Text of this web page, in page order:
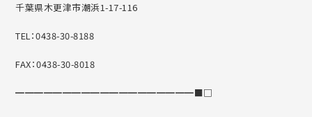
千葉県木更津市潮浜1-17-116
TEL：0438-30-8188
FAX：0438-30-8018
━━━━━━━━━━━━━━━━━━━■□